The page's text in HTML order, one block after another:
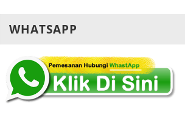
WHATSAPP